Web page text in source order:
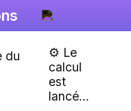
⚙️ Le
calcul
est
lancé...